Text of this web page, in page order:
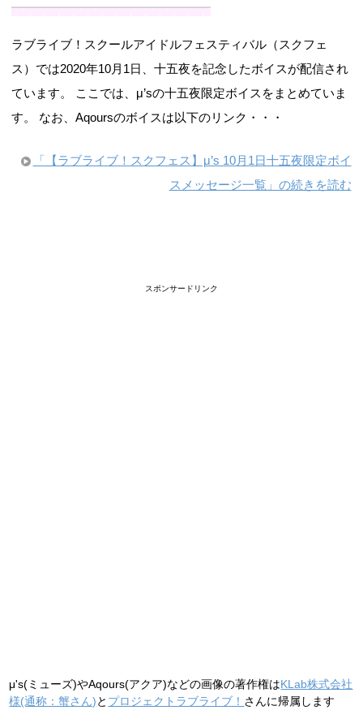
ラブライブ！スクールアイドルフェスティバル（スクフェ
ス）では2020年10月1日、十五夜を記念したボイスが配信され
ています。 ここでは、μ’sの十五夜限定ボイスをまとめていま
す。 なお、Aqoursのボイスは以下のリンク・・・
「【ラブライブ！スクフェス】μ’s 10月1日十五夜限定ボイ
スメッセージ一覧」の続きを読む
スポンサードリンク
μ's(ミューズ)やAqours(アクア)などの画像の著作権はKLab株式会社
様(通称：蟹さん)と プロジェクトラブライブ！ さんに帰属します